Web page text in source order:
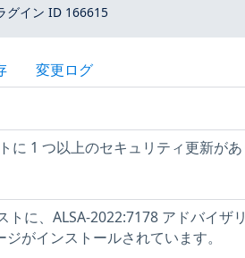
グイン ID 166615
変更ログ
に 1 つ以上のセキュリティ更新があ
トに、ALSA-2022:7178 アドバイザ
がインストールされています。